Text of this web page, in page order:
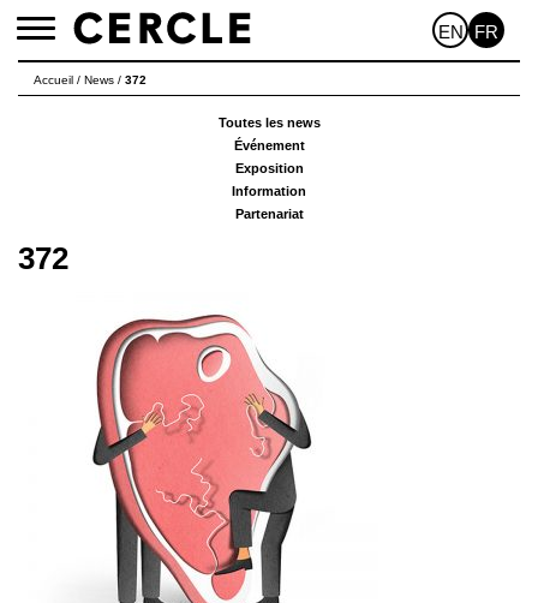
Toggle
EN FR
Accueil / News / 372
Toutes les news
Événement
Exposition
Information
Partenariat
372